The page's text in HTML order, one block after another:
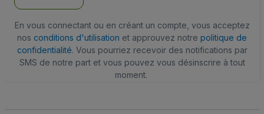
En vous connectant ou en créant un compte, vous acceptez
nos conditions d'utilisation et approuvez notre politique de
confidentialité. Vous pourriez recevoir des notifications par
SMS de notre part et vous pouvez vous désinscrire à tout
moment.